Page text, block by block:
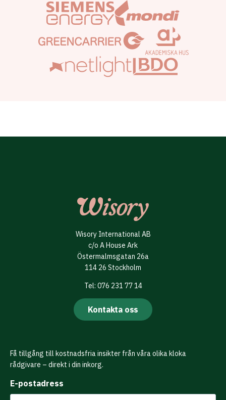
Wisory International AB
c/o A House Ark
Östermalmsgatan 26a
114 26 Stockholm
Tel: 076 231 77 14
Kontakta oss
Få tillgång till kostnadsfria insikter från våra olika kloka
rådgivare – direkt i din inkorg.
E-postadress